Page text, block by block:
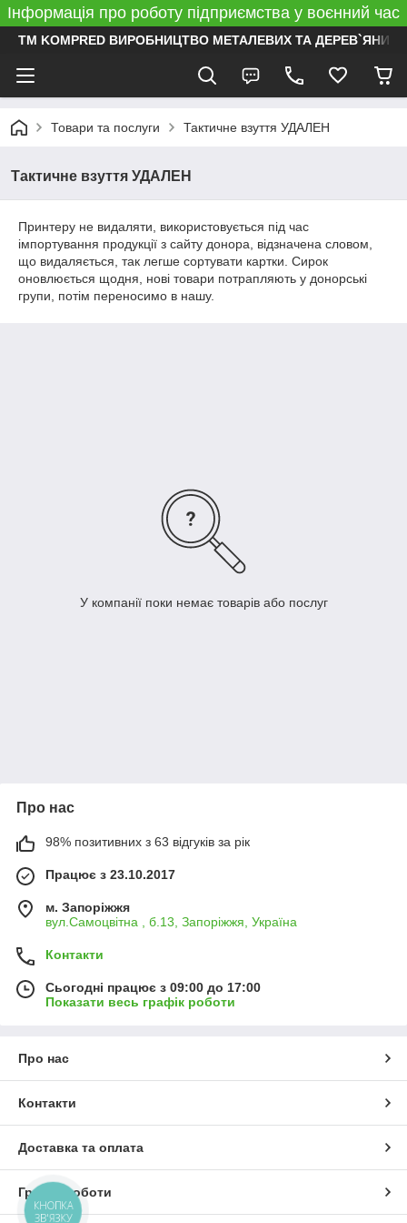
Інформація про роботу підприємства у воєнний час
ТМ KOMPRED ВИРОБНИЦТВО МЕТАЛЕВИХ ТА ДЕРЕВ`ЯНИХ
Товари та послуги Тактичне взуття УДАЛЕН
Тактичне взуття УДАЛЕН
Принтеру не видаляти, використовується під час
імпортування продукції з сайту донора, відзначена словом,
що видаляється, так легше сортувати картки. Сирок
оновлюється щодня, нові товари потрапляють у донорські
групи, потім переносимо в нашу.
У компанії поки немає товарів або послуг
Про нас
98% позитивних з 63 відгуків за рік
Працює з 23.10.2017
м. Запоріжжя
вул.Самоцвітна , б.13, Запоріжжя, Україна
Контакти
Сьогодні працює з 09:00 до 17:00
Показати весь графік роботи
Про нас
Контакти
Доставка та оплата
Графік роботи
КНОПКА
ЗВ'ЯЗКУ